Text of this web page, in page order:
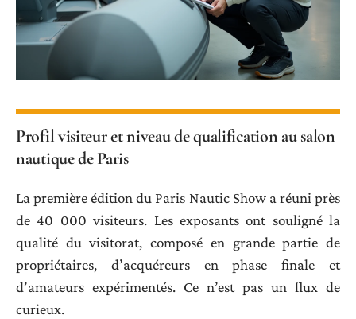
Profil visiteur et niveau de qualification au salon
nautique de Paris
La première édition du Paris Nautic Show a réuni près
de 40 000 visiteurs. Les exposants ont souligné la
qualité du visitorat, composé en grande partie de
propriétaires, d’acquéreurs en phase finale et
d’amateurs expérimentés. Ce n’est pas un flux de
curieux.